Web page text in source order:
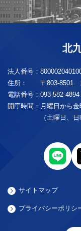
北
法人番号：
住所：
〒803-8501
電話番号： 093-582-
開庁時間： 月曜日から
（土曜日、
サイトマップ
プライバシーポリシ